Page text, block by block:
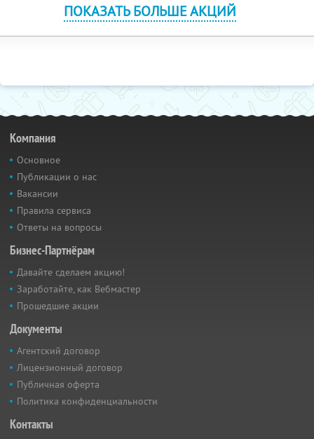
ПОКАЗАТЬ БОЛЬШЕ АКЦИЙ
Компания
Основное
Публикации о нас
Вакансии
Правила сервиса
Ответы на вопросы
Бизнес-Партнёрам
Давайте сделаем акцию!
Заработайте, как Вебмастер
Прошедшие акции
Документы
Агентский договор
Лицензионный договор
Публичная оферта
Политика конфиденциальности
Контакты